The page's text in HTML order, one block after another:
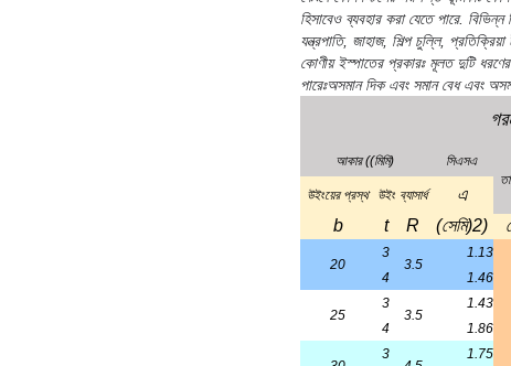
36
4.5
4
2.76
5
3.38
40
3
5
2.36
4
3.09
3.79
45 5
4
3.49
5
4.29
6
5.08
আমাদের সুবিধা